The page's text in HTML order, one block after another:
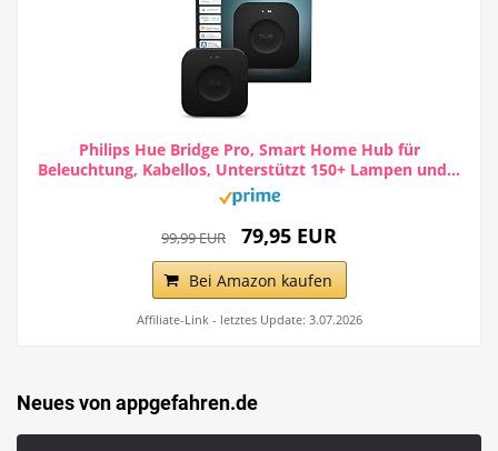
Philips Hue Bridge Pro, Smart Home Hub für
Beleuchtung, Kabellos, Unterstützt 150+ Lampen und...
99,99 EUR 79,95 EUR
Bei Amazon kaufen
Affiliate-Link - letztes Update: 3.07.2026
Neues von appgefahren.de